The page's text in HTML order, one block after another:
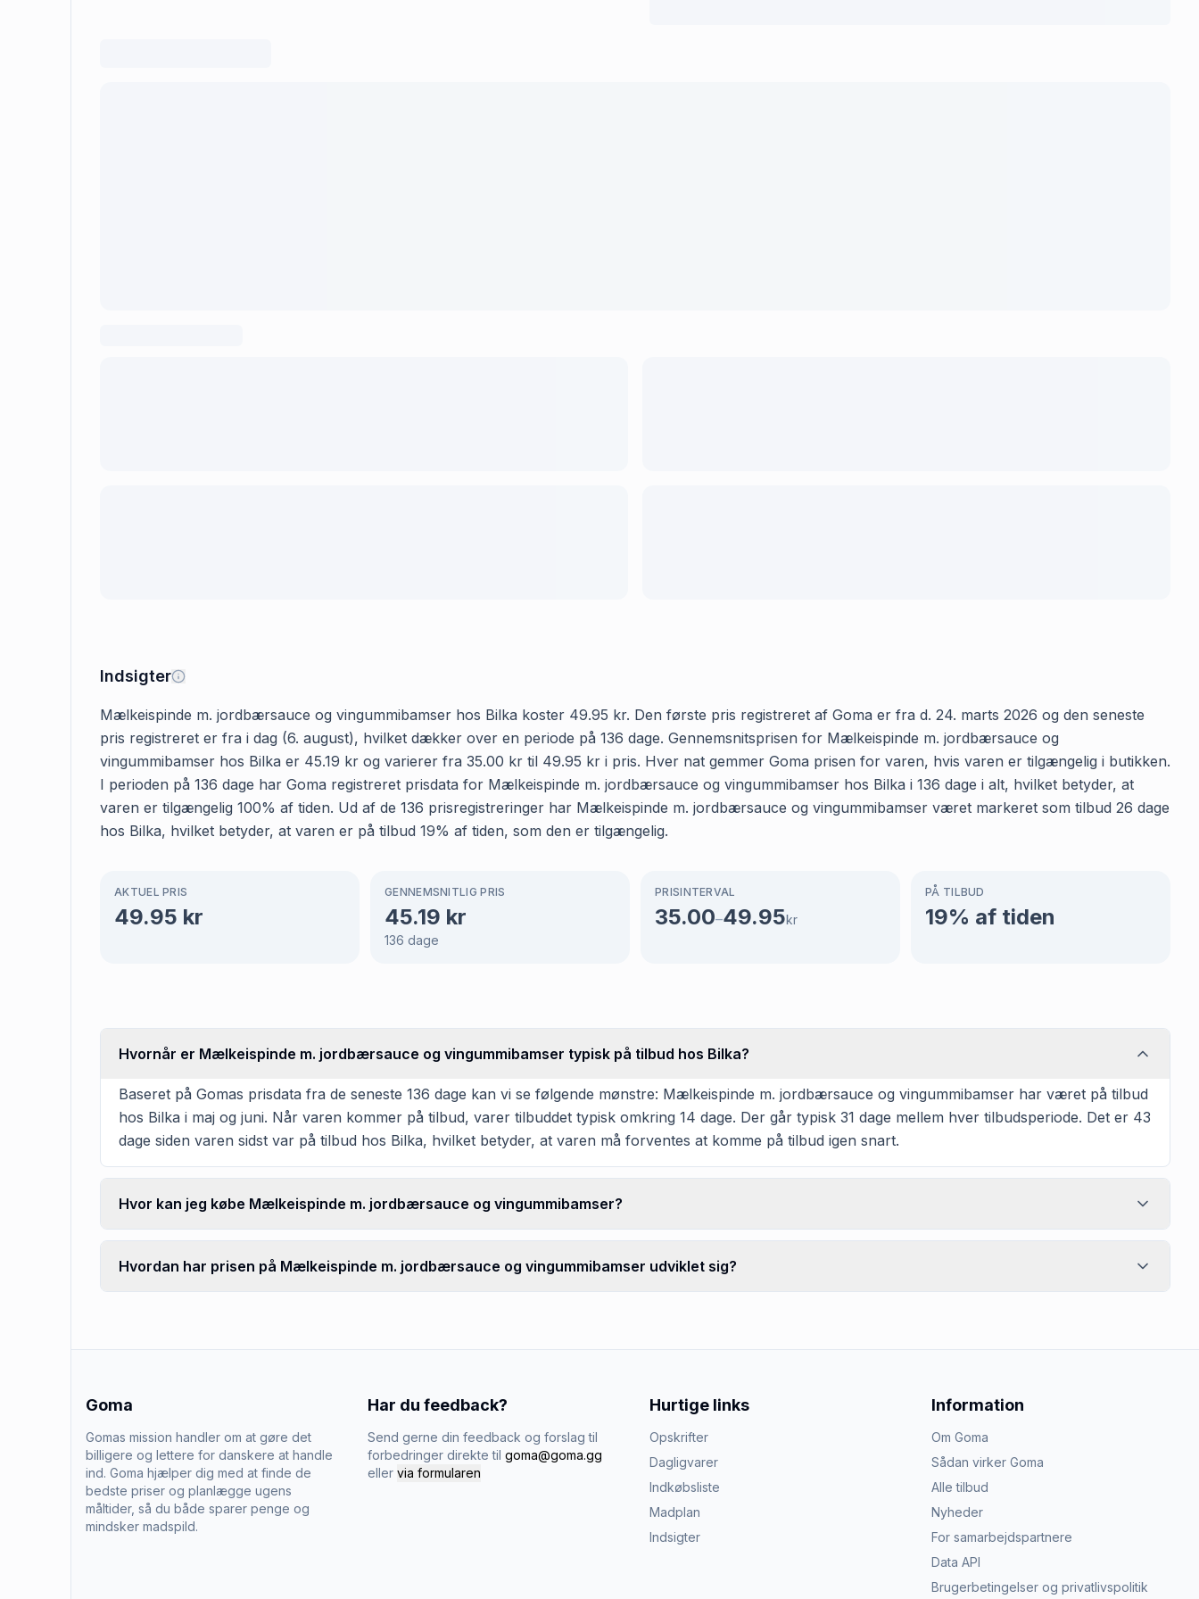
Indsigter
Mælkeispinde m. jordbærsauce og vingummibamser hos Bilka koster 49.95 kr. Den første pris registreret af Goma er fra d. 24. marts 2026 og den seneste
pris registreret er fra i dag (6. august), hvilket dækker over en periode på 136 dage. Gennemsnitsprisen for Mælkeispinde m. jordbærsauce og
vingummibamser hos Bilka er 45.19 kr og varierer fra 35.00 kr til 49.95 kr i pris. Hver nat gemmer Goma prisen for varen, hvis varen er tilgængelig i butikken.
I perioden på 136 dage har Goma registreret prisdata for Mælkeispinde m. jordbærsauce og vingummibamser hos Bilka i 136 dage i alt, hvilket betyder, at
varen er tilgængelig 100% af tiden. Ud af de 136 prisregistreringer har Mælkeispinde m. jordbærsauce og vingummibamser været markeret som tilbud 26 dage
hos Bilka, hvilket betyder, at varen er på tilbud 19% af tiden, som den er tilgængelig.
AKTUEL PRIS
49.95 kr
GENNEMSNITLIG PRIS
45.19 kr
136 dage
PRISINTERVAL
35.00–49.95kr
PÅ TILBUD
19% af tiden
Hvornår er Mælkeispinde m. jordbærsauce og vingummibamser typisk på tilbud hos Bilka?
Baseret på Gomas prisdata fra de seneste 136 dage kan vi se følgende mønstre: Mælkeispinde m. jordbærsauce og vingummibamser har været på tilbud
hos Bilka i maj og juni. Når varen kommer på tilbud, varer tilbuddet typisk omkring 14 dage. Der går typisk 31 dage mellem hver tilbudsperiode. Det er 43
dage siden varen sidst var på tilbud hos Bilka, hvilket betyder, at varen må forventes at komme på tilbud igen snart.
Hvor kan jeg købe Mælkeispinde m. jordbærsauce og vingummibamser?
Hvordan har prisen på Mælkeispinde m. jordbærsauce og vingummibamser udviklet sig?
Goma
Gomas mission handler om at gøre det
billigere og lettere for danskere at handle
ind. Goma hjælper dig med at finde de
bedste priser og planlægge ugens
måltider, så du både sparer penge og
mindsker madspild.
Har du feedback?
Send gerne din feedback og forslag til
forbedringer direkte til goma@goma.gg
eller via formularen
Hurtige links
Opskrifter
Dagligvarer
Indkøbsliste
Madplan
Indsigter
Information
Om Goma
Sådan virker Goma
Alle tilbud
Nyheder
For samarbejdspartnere
Data API
Brugerbetingelser og privatlivspolitik